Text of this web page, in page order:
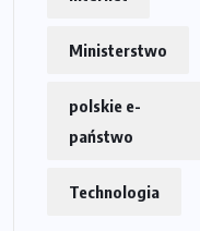
Ministerstwo
polskie e-
państwo
Technologia